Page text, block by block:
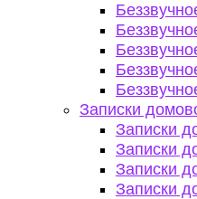
Записки
Записки
Записки
Записки
Записки